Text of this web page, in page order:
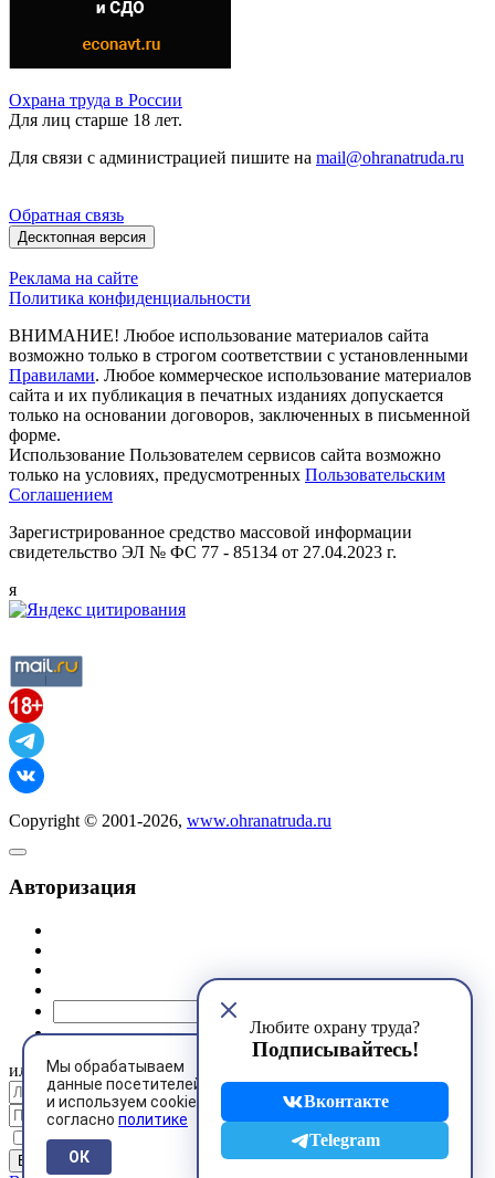
Мы обрабатываем
данные посетителей
и используем cookies
согласно политике
ОК
Любите охрану труда?
Подписывайтесь!
Вконтакте
Telegram
Охрана труда в России
Для лиц старше 18 лет.
Для связи с администрацией пишите на mail@ohranatruda.ru
Обратная связь
Десктопная версия
Реклама на сайте
Политика конфиденциальности
ВНИМАНИЕ! Любое использование материалов сайта
возможно только в строгом соответствии с установленными
Правилами. Любое коммерческое использование материалов
сайта и их публикация в печатных изданиях допускается
только на основании договоров, заключенных в письменной
форме.
Использование Пользователем сервисов сайта возможно
только на условиях, предусмотренных Пользовательским
Соглашением
Зарегистрированное средство массовой информации
свидетельство ЭЛ № ФС 77 - 85134 от 27.04.2023 г.
я
Copyright © 2001-2026, www.ohranatruda.ru
Авторизация
или
Запомнить меня